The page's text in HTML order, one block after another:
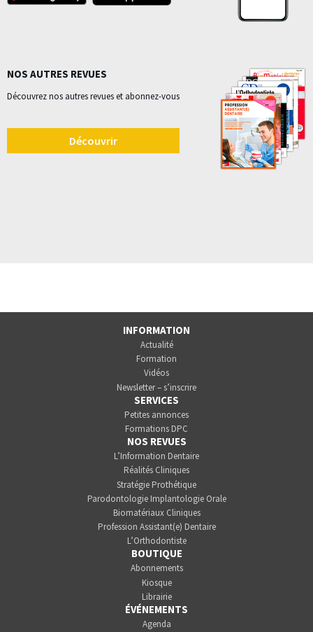
NOS AUTRES REVUES
Découvrez nos autres revues et abonnez-vous
Découvrir
INFORMATION
Actualité
Formation
Vidéos
Newsletter – s’inscrire
SERVICES
Petites annonces
Formations DPC
NOS REVUES
L’Information Dentaire
Réalités Cliniques
Stratégie Prothétique
Parodontologie Implantologie Orale
Biomatériaux Cliniques
Profession Assistant(e) Dentaire
L’Orthodontiste
BOUTIQUE
Abonnements
Kiosque
Librairie
ÉVÉNEMENTS
Agenda